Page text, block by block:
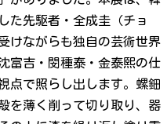
た先駆者・全成圭（チョ
けながらも独自の芸術世界
富吉・閔種泰・金泰熙の仕
点で照らし出します。螺鈿
を薄く削って切り取り、器